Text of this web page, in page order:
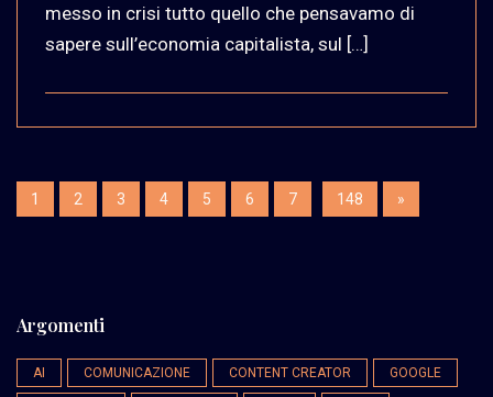
messo in crisi tutto quello che pensavamo di
sapere sull’economia capitalista, sul […]
1 2 3 4 5 6 7 148 »
Argomenti
AI COMUNICAZIONE CONTENT CREATOR GOOGLE